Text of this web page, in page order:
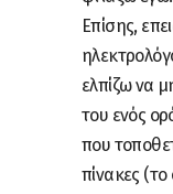
Επίσης,
ελπίζω να
του ενός
που
πίνακες